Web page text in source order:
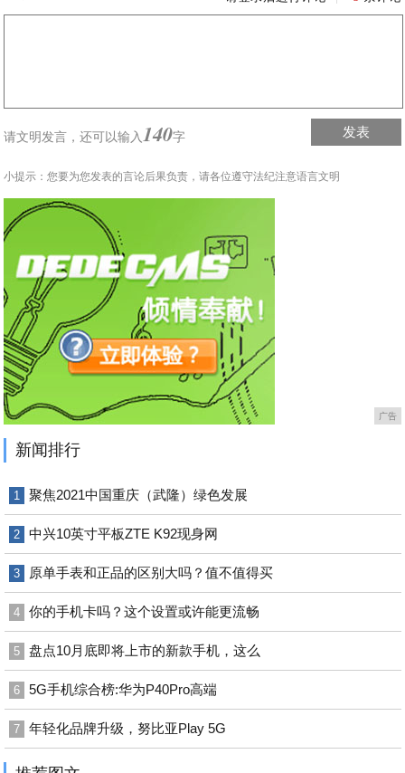
请文明发言，还可以输入 140字 发表
小提示：您要为您发表的言论后果负责，请各位遵守法纪注意语言文明
广告
新闻排行
1 聚焦2021中国重庆（武隆）绿色发展
2 中兴10英寸平板ZTE K92现身网
3 原单手表和正品的区别大吗？值不值得买
4 你的手机卡吗？这个设置或许能更流畅
5 盘点10月底即将上市的新款手机，这么
6 5G手机综合榜:华为P40Pro高端
7 年轻化品牌升级，努比亚Play 5G